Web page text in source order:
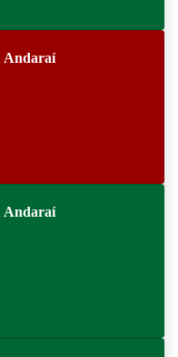
Andaraí
Andaraí